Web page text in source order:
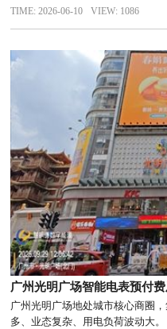
宇用电管理的数字化转型。
TIME: 2026-06-10 VIEW: 1086
广州光明广场智能电表预付
广州光明广场地处城市核心商圈
多、业态复杂、用电负荷波动大。